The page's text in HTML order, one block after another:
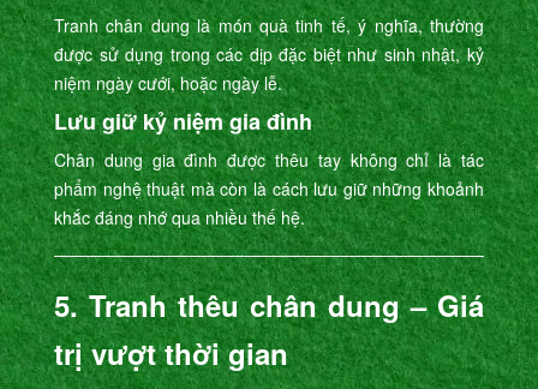
Tranh chân dung là món quà tinh tế, ý nghĩa, thường
được sử dụng trong các dịp đặc biệt như sinh nhật, kỷ
niệm ngày cưới, hoặc ngày lễ.
Lưu giữ kỷ niệm gia đình
Chân dung gia đình được thêu tay không chỉ là tác
phẩm nghệ thuật mà còn là cách lưu giữ những khoảnh
khắc đáng nhớ qua nhiều thế hệ.
5. Tranh thêu chân dung – Giá
trị vượt thời gian